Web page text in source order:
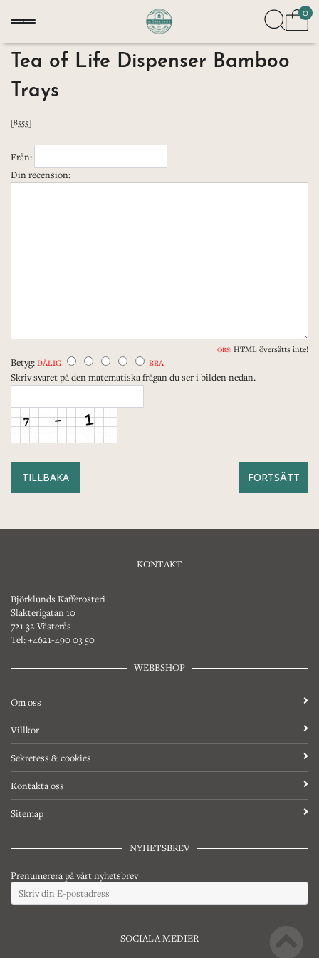
0
Tea of Life Dispenser Bamboo
Trays
[8555]
Från:
Din recension:
OBS: HTML översätts inte!
Betyg: DÅLIG BRA
Skriv svaret på den matematiska frågan du ser i bilden nedan.
TILLBAKA
KONTAKT
Björklunds Kafferosteri
Slakterigatan 10
721 32 Västerås
Tel: +4621-490 03 50
WEBBSHOP
Om oss
Villkor
Sekretess & cookies
Kontakta oss
Sitemap
NYHETSBREV
Prenumerera på vårt nyhetsbrev
SOCIALA MEDIER